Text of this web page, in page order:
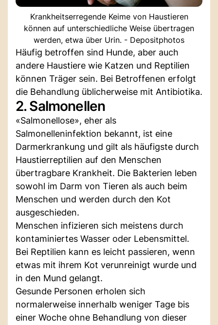
Krankheitserregende Keime von Haustieren
können auf unterschiedliche Weise übertragen
werden, etwa über Urin. - Depositphotos
Häufig betroffen sind Hunde, aber auch
andere Haustiere wie Katzen und Reptilien
können Träger sein. Bei Betroffenen erfolgt
die Behandlung üblicherweise mit Antibiotika.
2. Salmonellen
«Salmonellose», eher als
Salmonelleninfektion bekannt, ist eine
Darmerkrankung und gilt als häufigste durch
Haustierreptilien auf den Menschen
übertragbare Krankheit. Die Bakterien leben
sowohl im Darm von Tieren als auch beim
Menschen und werden durch den Kot
ausgeschieden.
Menschen infizieren sich meistens durch
kontaminiertes Wasser oder Lebensmittel.
Bei Reptilien kann es leicht passieren, wenn
etwas mit ihrem Kot verunreinigt wurde und
in den Mund gelangt.
Gesunde Personen erholen sich
normalerweise innerhalb weniger Tage bis
einer Woche ohne Behandlung von dieser